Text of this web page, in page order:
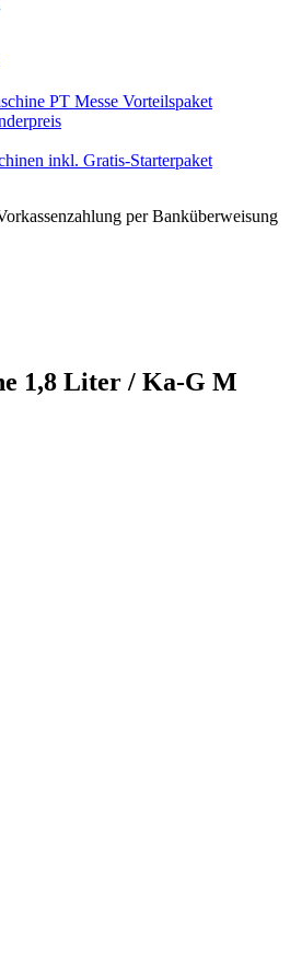
PT Messe Vorteilspaket
inkl. Gratis-Starterpaket
per Banküberweisung
1,8 Liter / Ka-G M